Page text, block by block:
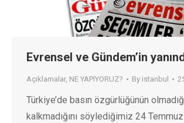
Evrensel ve Gündem’in
Açıklamalar, NE YAPIYORUZ? By istanbul
Türkiye’de basın özgürlüğünün
kalkmadığını söylediğimiz 24 Temmuz